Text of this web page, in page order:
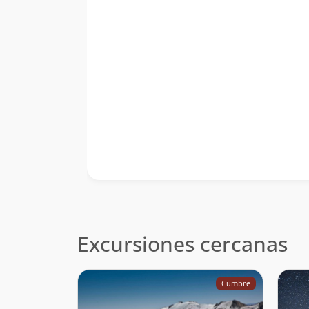
Excursiones cercanas
Cumbre